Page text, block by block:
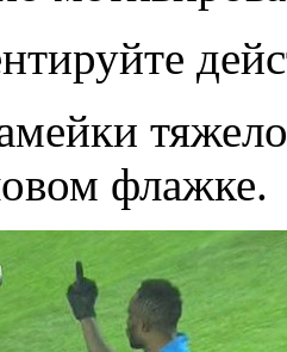
флажке.